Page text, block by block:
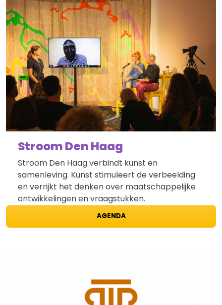
Stroom Den Haag
Stroom Den Haag verbindt kunst en
samenleving. Kunst stimuleert de verbeelding
en verrijkt het denken over maatschappelijke
ontwikkelingen en vraagstukken.
AGENDA